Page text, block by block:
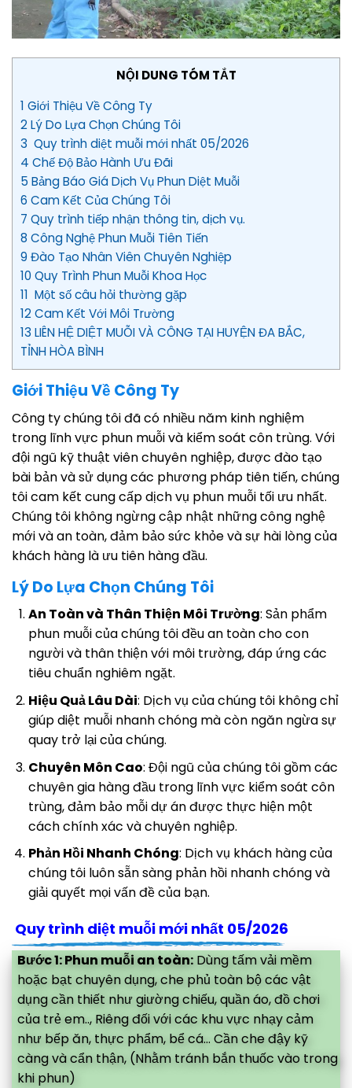
NỘI DUNG TÓM TẮT
1 Giới Thiệu Về Công Ty
2 Lý Do Lựa Chọn Chúng Tôi
3 Quy trình diệt muỗi mới nhất 05/2026
4 Chế Độ Bảo Hành Ưu Đãi
5 Bảng Báo Giá Dịch Vụ Phun Diệt Muỗi
6 Cam Kết Của Chúng Tôi
7 Quy trình tiếp nhận thông tin, dịch vụ.
8 Công Nghệ Phun Muỗi Tiên Tiến
9 Đào Tạo Nhân Viên Chuyên Nghiệp
10 Quy Trình Phun Muỗi Khoa Học
11 Một số câu hỏi thường gặp
12 Cam Kết Với Môi Trường
13 LIÊN HỆ DIỆT MUỖI VÀ CÔNG TẠI HUYỆN ĐA BẮC,
TỈNH HÒA BÌNH
Giới Thiệu Về Công Ty
Công ty chúng tôi đã có nhiều năm kinh nghiệm
trong lĩnh vực phun muỗi và kiểm soát côn trùng. Với
đội ngũ kỹ thuật viên chuyên nghiệp, được đào tạo
bài bản và sử dụng các phương pháp tiên tiến, chúng
tôi cam kết cung cấp dịch vụ phun muỗi tối ưu nhất.
Chúng tôi không ngừng cập nhật những công nghệ
mới và an toàn, đảm bảo sức khỏe và sự hài lòng của
khách hàng là ưu tiên hàng đầu.
Lý Do Lựa Chọn Chúng Tôi
An Toàn và Thân Thiện Môi Trường: Sản phẩm
phun muỗi của chúng tôi đều an toàn cho con
người và thân thiện với môi trường, đáp ứng các
tiêu chuẩn nghiêm ngặt.
Hiệu Quả Lâu Dài: Dịch vụ của chúng tôi không chỉ
giúp diệt muỗi nhanh chóng mà còn ngăn ngừa sự
quay trở lại của chúng.
Chuyên Môn Cao: Đội ngũ của chúng tôi gồm các
chuyên gia hàng đầu trong lĩnh vực kiểm soát côn
trùng, đảm bảo mỗi dự án được thực hiện một
cách chính xác và chuyên nghiệp.
Phản Hồi Nhanh Chóng: Dịch vụ khách hàng của
chúng tôi luôn sẵn sàng phản hồi nhanh chóng và
giải quyết mọi vấn đề của bạn.
Quy trình diệt muỗi mới nhất 05/2026
Bước 1: Phun muỗi an toàn: Dùng tấm vải mềm
hoặc bạt chuyên dụng, che phủ toàn bộ các vật
dụng cần thiết như giường chiếu, quần áo, đồ chơi
của trẻ em.., Riêng đối với các khu vực nhạy cảm
như bếp ăn, thực phẩm, bể cá... Cần che đậy kỹ
càng và cẩn thận, (Nhằm tránh bắn thuốc vào trong
khi phun)